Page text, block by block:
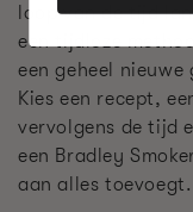
loop van de tijd
een tijdloze
een geheel nieuwe
Kies een recept,
vervolgens de tijd
een Bradley
aan alles toevoegt.